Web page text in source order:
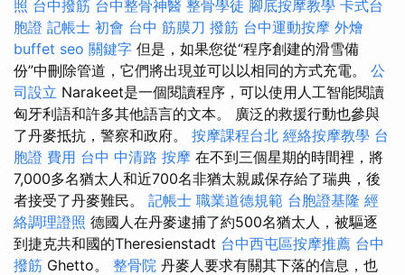
照 台中撥筋 台中整骨神醫 整骨學徒 腳底按摩教學 卡式台
胞證 記帳士 初會 台中 筋膜刀 撥筋 台中運動按摩 外燴
buffet seo 關鍵字 但是，如果您從“程序創建的滑雪備
份”中刪除管道，它們將出現並可以以相同的方式充電。 公
司設立 Narakeet是一個閱讀程序，可以使用人工智能閱讀
匈牙利語和許多其他語言的文本。 廣泛的救援行動也參與
了丹麥抵抗，警察和政府。 按摩課程台北 經絡按摩教學 台
胞證 費用 台中 中清路 按摩 在不到三個星期的時間裡，將
7,000多名猶太人和近700名非猶太親戚保存給了瑞典，後
者接受了丹麥難民。 記帳士 職業道德規範 台胞證基隆 經
絡調理證照 德國人在丹麥逮捕了約500名猶太人，被驅逐
到捷克共和國的Theresienstadt 台中西屯區按摩推薦 台中
撥筋 Ghetto。 整骨院 丹麥人要求有關其下落的信息，也